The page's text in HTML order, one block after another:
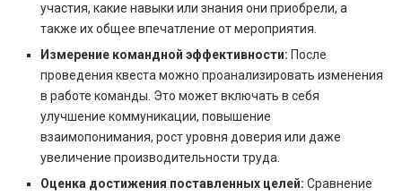
участия, какие навыки или знания они приобрели, а
также их общее впечатление от мероприятия.
Измерение командной эффективности: После
проведения квеста можно проанализировать изменения
в работе команды. Это может включать в себя
улучшение коммуникации, повышение
взаимопонимания, рост уровня доверия или даже
увеличение производительности труда.
Оценка достижения поставленных целей: Сравнение